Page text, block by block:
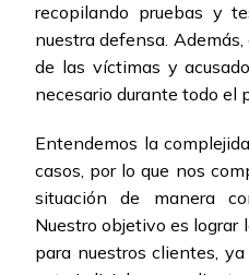
recopilando pruebas y
nuestra defensa.
de las víctimas y
necesario durante todo el
Entendemos la
casos, por lo que nos
situación de manera
Nuestro objetivo es lograr
para nuestros clientes,